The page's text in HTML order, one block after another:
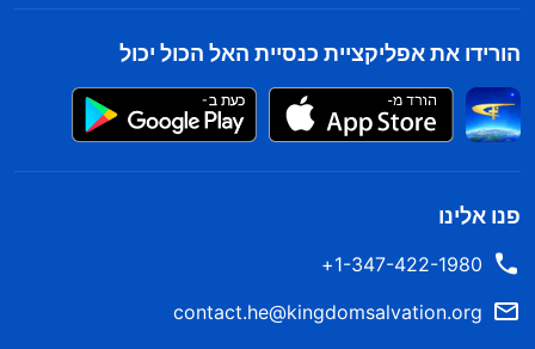
הורידו את אפליקציית כנסיית האל הכול יכול
פנו אלינו
1-347-422-1980+
contact.he@kingdomsalvation.org